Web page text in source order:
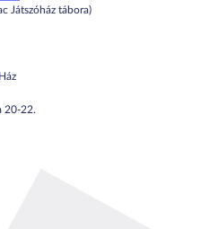
Játszóház tábora)
20-22.